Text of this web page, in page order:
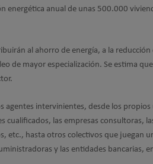
energética anual de unas 500.000
al ahorro de energía, a la reducción
de mayor especialización. Se estima
intervinientes, desde los propios
cualificados, las empresas consultoras,
etc., hasta otros colectivos que juegan
y las entidades bancarias,